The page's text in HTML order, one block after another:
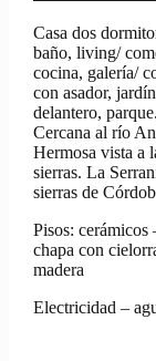
Casa dos
baño, living/
cocina, galería/
con asador, jardín
delantero, parque.
Cercana al río
Hermosa vista a
sierras. La
sierras de
Pisos: cerámicos
chapa con
madera
Electricidad –